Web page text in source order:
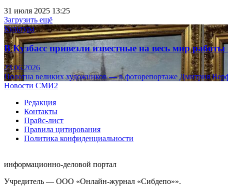
31 июля 2025 13:25
Загрузить ещё
Культура
В Кузбасс привезли известные на весь мир
23.06.2026
Полотна великих художников — в фоторепортаже Дмитрия
Новости СМИ2
Редакция
Контакты
Прайс-лист
Правила цитирования
Политика конфиденциальности
информационно-деловой портал
Учредитель — ООО «Онлайн-журнал «Сибдепо»».